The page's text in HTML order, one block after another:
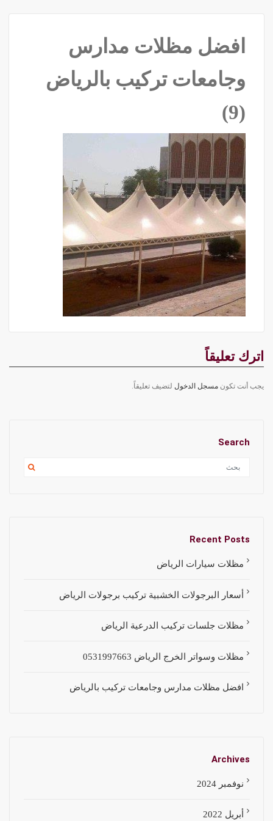
افضل مظلات مدارس
وجامعات تركيب بالرياض
‫(9)‬ ‫‬
اترك تعليقاً
يجب أنت تكون مسجل الدخول لتضيف تعليقاً.
Search
Recent Posts
مظلات سيارات الرياض
أسعار البرجولات الخشبية تركيب برجولات الرياض
مظلات جلسات تركيب الدرعية الرياض
مظلات وسواتر الخرج الرياض 0531997663
افضل مظلات مدارس وجامعات تركيب بالرياض
Archives
نوفمبر 2024
أبريل 2022